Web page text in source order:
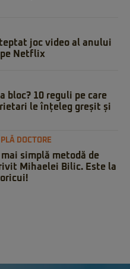
joc video al anului
Netflix
bloc? 10 reguli pe care
le înțeleg greșit și
DOCTORE
mai simplă metodă de
Mihaelei Bilic. Este la